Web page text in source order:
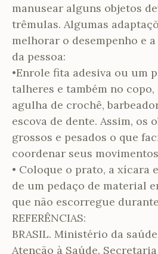
manusear alguns objetos
trêmulas. Algumas
melhorar o desempenho e
da pessoa:
•Enrole fita adesiva ou um
talheres e também no copo,
agulha de crochê,
escova de dente. Assim, os
grossos e pesados o que
coordenar seus
• Coloque o prato, a xícara
de um pedaço de material
que não escorregue
REFERÊNCIAS:
BRASIL. Ministério da
Atenção à Saúde.